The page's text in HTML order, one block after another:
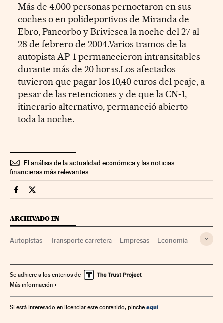
Más de 4.000 personas pernoctaron en sus
coches o en polideportivos de Miranda de
Ebro, Pancorbo y Briviesca la noche del 27 al
28 de febrero de 2004.Varios tramos de la
autopista AP-1 permanecieron intransitables
durante más de 20 horas.Los afectados
tuvieron que pagar los 10,40 euros del peaje, a
pesar de las retenciones y de que la CN-1,
itinerario alternativo, permaneció abierto
toda la noche.
El análisis de la actualidad económica y las noticias
financieras más relevantes
Companias Cinco Días en Facebook
Companias Cinco Días en Twitter
ARCHIVADO EN
Autopistas Transporte carretera Empresas Economía
Se adhiere a los criterios de
Más información
Si está interesado en licenciar este contenido, pinche aquí